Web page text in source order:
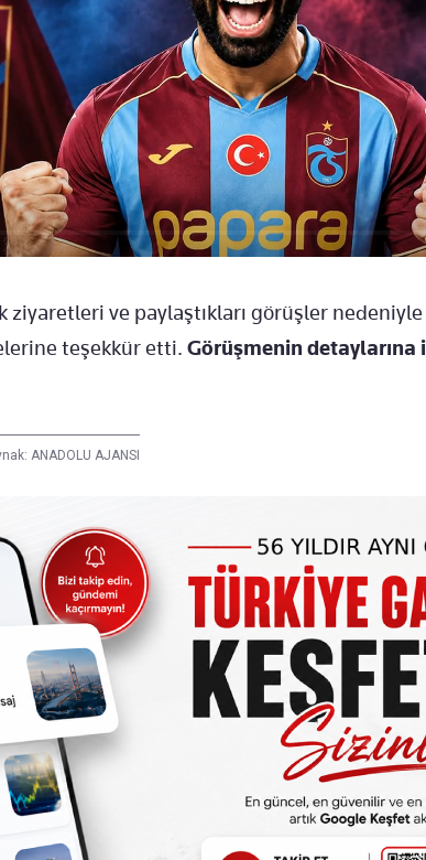
ziyaretleri ve paylaştıkları görüşler nedeniyle
teşekkür etti. Görüşmenin
ANADOLU AJANSI